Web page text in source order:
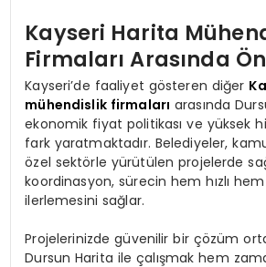
Kayseri Harita
Firmaları Arasında
Kayseri’de faaliyet gösteren diğer
mühendislik firmaları arasında
ekonomik fiyat politikası ve yüksek
fark yaratmaktadır. Belediyeler,
özel sektörle yürütülen projelerde
koordinasyon, sürecin hem hızlı
ilerlemesini sağlar.
Projelerinizde güvenilir bir çözüm
Dursun Harita ile çalışmak hem